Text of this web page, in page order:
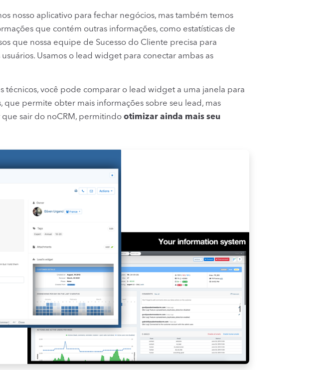
nosso aplicativo para fechar negócios, mas também temos
que contém outras informações, como estatísticas de
que nossa equipe de Sucesso do Cliente precisa para
Usamos o lead widget para conectar ambas as
técnicos, você pode comparar o lead widget a uma janela para
que permite obter mais informações sobre seu lead, mas
sair do noCRM, permitindo otimizar ainda mais seu